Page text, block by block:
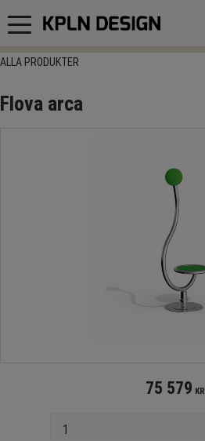
Meny
ALLA PRODUKTER
Flova arca
75 579 KR